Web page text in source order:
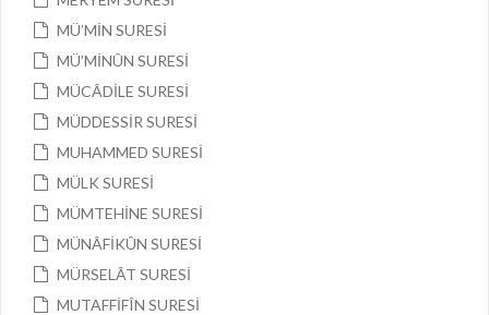
MÜ’MİN SURESİ
MÜ’MİNÛN SURESİ
MÜCÂDİLE SURESİ
MÜDDESSİR SURESİ
MUHAMMED SURESİ
MÜLK SURESİ
MÜMTEHİNE SURESİ
MÜNÂFİKÛN SURESİ
MÜRSELÂT SURESİ
MUTAFFİFÎN SURESİ